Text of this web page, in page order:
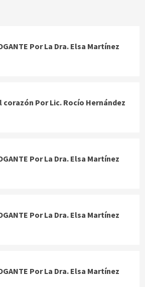
Por La Dra. Elsa Martínez
corazón Por Lic. Rocío Hernández
Por La Dra. Elsa Martínez
Por La Dra. Elsa Martínez
Por La Dra. Elsa Martínez